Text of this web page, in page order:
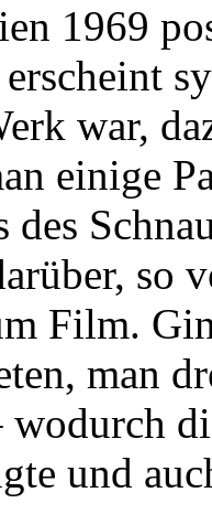
1969
war,
einige
des
so
Film.
man
wodurch
und